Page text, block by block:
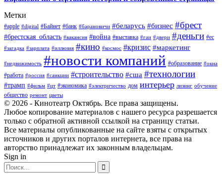
Метки
#apple #digital #Байнет #банк #барановичи #беларусь #бизнес #брест
#брестская_область #вакансия #война #выставка #гаи #двери #деньги #ес
#загадка #зарплата #иллюзия #кино #космос #кризис #маркетинг
#недвижимость #новости компаний #образование #окна
#работа #россия #санкции #строительство #сша #технологии
#трамп #фильм #цт #экономика #электричество дом интерьер лизинг обучение
общество ремонт цветы
© 2026 - Кинотеатр Октябрь. Все права защищены.
Любое копирование материалов с нашего ресурса разрешается
только с обратной активной ссылкой на страницу статьи.
Все материалы опубликованные на сайте взяты с открытых
источников и других порталов интернета, все права на
авторство принадлежат их законным владельцам.
Sign in